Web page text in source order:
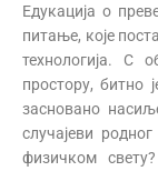
Едукација о
питање, које
технологија. С
простору, битно
засновано
случајеви
физичком